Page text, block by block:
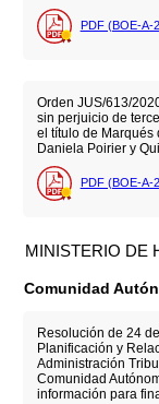
PDF (BOE-A-
Orden JUS/613/
sin perjuicio de
el título de Marqués
Daniela Poirier y
PDF (BOE-A-
MINISTERIO DE
Comunidad
Resolución de 24
Planificación y
Administración
Comunidad
información para